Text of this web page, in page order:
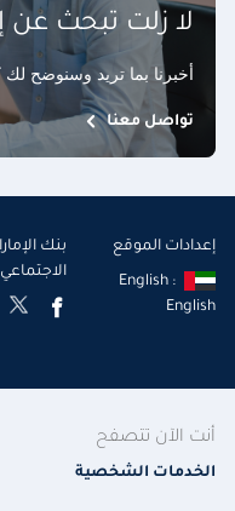
لا زلت تبحث عن
أخبرنا بما تريد وسنوضح لك
تواصل معنا
إعدادات الموقع
English :
English
بنك
الاجتماعي
أنت الآن تتصفح
الخدمات الشخصية